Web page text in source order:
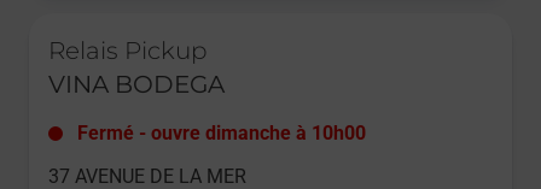
Relais Pickup
VINA BODEGA
Fermé - ouvre dimanche à 10h00
37 AVENUE DE LA MER